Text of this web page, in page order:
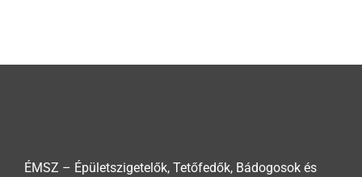
ÉMSZ – Épületszigetelők, Tetőfedők, Bádogosok és